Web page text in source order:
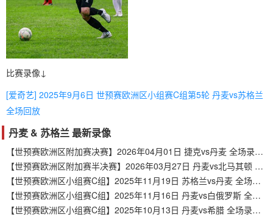
比赛录像↓
[爱奇艺] 2025年9月6日 世预赛欧洲区小组赛C组第5轮 丹麦vs苏格兰
全场回放
丹麦 & 苏格兰 最新录像
【世预赛欧洲区附加赛决赛】2026年04月01日 捷克vs丹麦 全场录像在线回放
【世预赛欧洲区附加赛半决赛】2026年03月27日 丹麦vs北马其顿 全场录像在线回放
【世预赛欧洲区小组赛C组】2025年11月19日 苏格兰vs丹麦 全场录像在线回放
【世预赛欧洲区小组赛C组】2025年11月16日 丹麦vs白俄罗斯 全场录像在线回放
【世预赛欧洲区小组赛C组】2025年10月13日 丹麦vs希腊 全场录像在线回放